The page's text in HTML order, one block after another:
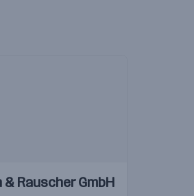
& Rauscher GmbH